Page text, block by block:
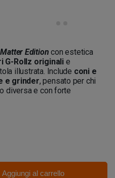
Edition con estetica
G-Rollz originalie
illustrata. Include coni e
e grinder, pensato per chi
diversa e con forte
Aggiungi al carrello